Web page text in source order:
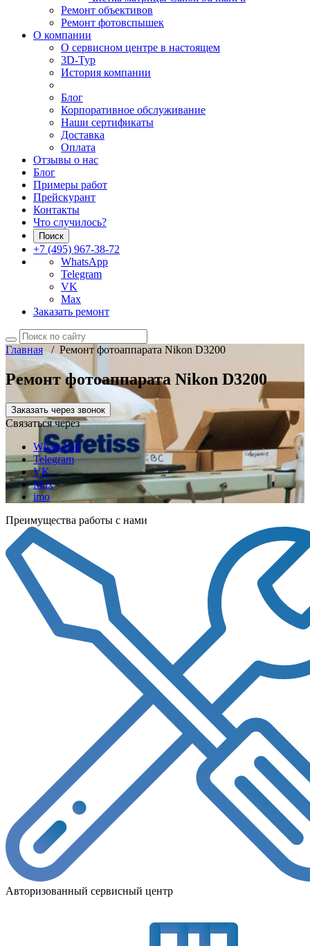
Ремонт объективов
Ремонт фотовспышек
О компании
О сервисном центре в настоящем
3D-Тур
История компании
Блог
Корпоративное обслуживание
Наши сертификаты
Доставка
Оплата
Отзывы о нас
Блог
Примеры работ
Прейскурант
Контакты
Что случилось?
Поиск
+7 (495) 967-38-72
WhatsApp
Telegram
VK
Max
Заказать ремонт
Главная/ Ремонт фотоаппарата Nikon D3200
Ремонт фотоаппарата Nikon D3200
Заказать через звонок
Связаться через
WhatsApp
Telegram
VK
Max
imo
Преимущества работы с нами
Авторизованный сервисный центр